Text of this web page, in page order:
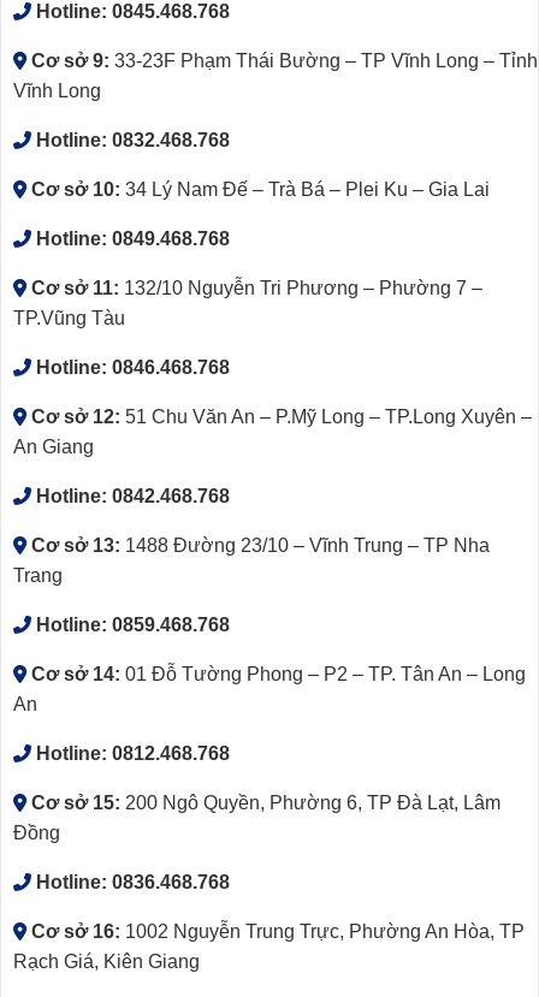
Hotline: 0845.468.768
Cơ sở 9: 33-23F Phạm Thái Bường – TP Vĩnh Long – Tỉnh
Vĩnh Long
Hotline: 0832.468.768
Cơ sở 10: 34 Lý Nam Đế – Trà Bá – Plei Ku – Gia Lai
Hotline: 0849.468.768
Cơ sở 11: 132/10 Nguyễn Tri Phương – Phường 7 –
TP.Vũng Tàu
Hotline: 0846.468.768
Cơ sở 12: 51 Chu Văn An – P.Mỹ Long – TP.Long Xuyên –
An Giang
Hotline: 0842.468.768
Cơ sở 13: 1488 Đường 23/10 – Vĩnh Trung – TP Nha
Trang
Hotline: 0859.468.768
Cơ sở 14: 01 Đỗ Tường Phong – P2 – TP. Tân An – Long
An
Hotline: 0812.468.768
Cơ sở 15: 200 Ngô Quyền, Phường 6, TP Đà Lạt, Lâm
Đồng
Hotline: 0836.468.768
Cơ sở 16: 1002 Nguyễn Trung Trực, Phường An Hòa, TP
Rạch Giá, Kiên Giang